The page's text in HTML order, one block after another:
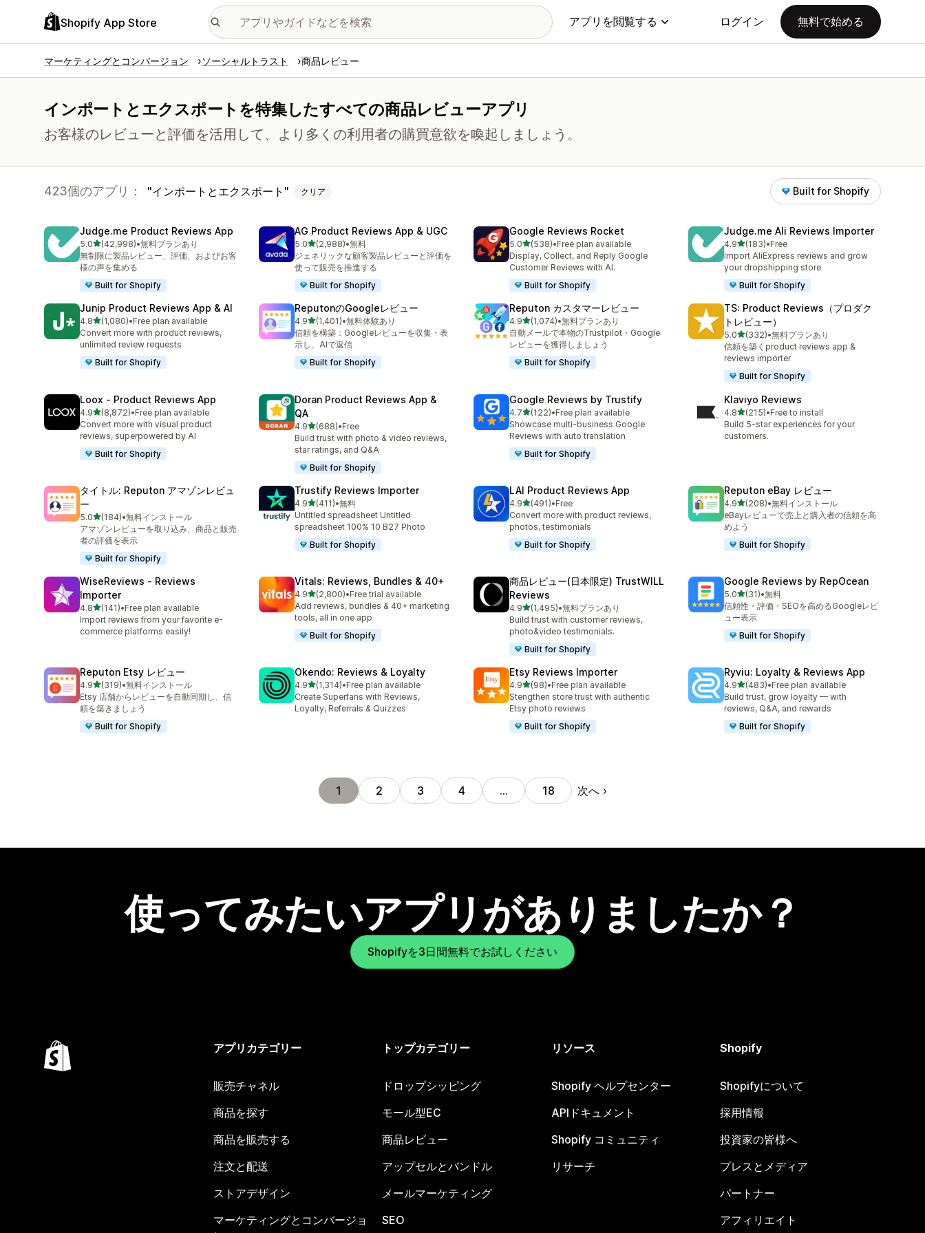
Shopify App Store アプリを閲覧する ログイン 無料で始める
マーケティングとコンバージョン ソーシャルトラスト 商品レビュー
インポートとエクスポートを特集したすべての商品レビューアプリ
お客様のレビューと評価を活用して、より多くの利用者の購買意欲を喚起しましょう。
423個のアプリ： インポートとエクスポート クリア Built for Shopify
Judge.me Product Reviews App
5.05つ星中
(42,998)
合計レビュー数：42998件
•無料プランあり
無制限に製品レビュー、評価、およびお客
様の声を集める
Built for Shopify
AG Product Reviews App & UGC
5.05つ星中
(2,988)
合計レビュー数：2988件
•無料
ジェネリックな顧客製品レビューと評価を
使って販売を推進する
Built for Shopify
Google Reviews Rocket
5.05つ星中
(538)
合計レビュー数：538件
•Free plan available
Display, Collect, and Reply Google
Customer Reviews with AI.
Built for Shopify
Judge.me Ali Reviews Importer
4.95つ星中
(183)
合計レビュー数：183件
•Free
Import AliExpress reviews and grow
your dropshipping store
Built for Shopify
Junip Product Reviews App & AI
4.85つ星中
(1,080)
合計レビュー数：1080件
•Free plan available
Convert more with product reviews,
unlimited review requests
Built for Shopify
ReputonのGoogleレビュー
4.95つ星中
(1,401)
合計レビュー数：1401件
•無料体験あり
信頼を構築：Googleレビューを収集・表
示し、AIで返信
Built for Shopify
Reputon カスタマーレビュー
4.95つ星中
(1,074)
合計レビュー数：1074件
•無料プランあり
自動メールで本物のTrustpilot・Google
レビューを獲得しましょう
Built for Shopify
TS: Product Reviews（プロダク
トレビュー）
5.05つ星中
(332)
合計レビュー数：332件
•無料プランあり
信頼を築くproduct reviews app &
reviews importer
Built for Shopify
Loox ‑ Product Reviews App
4.95つ星中
(8,872)
合計レビュー数：8872件
•Free plan available
Convert more with visual product
reviews, superpowered by AI
Built for Shopify
Doran Product Reviews App &
QA
4.95つ星中
(688)
合計レビュー数：688件
•Free
Build trust with photo & video reviews,
star ratings, and Q&A
Built for Shopify
Google Reviews by Trustify
4.75つ星中
(122)
合計レビュー数：122件
•Free plan available
Showcase multi-business Google
Reviews with auto translation
Built for Shopify
Klaviyo Reviews
4.85つ星中
(215)
合計レビュー数：215件
•Free to install
Build 5-star experiences for your
customers.
タイトル: Reputon アマゾンレビュ
ー
5.05つ星中
(184)
合計レビュー数：184件
•無料インストール
アマゾンレビューを取り込み、商品と販売
者の評価を表示
Built for Shopify
Trustify Reviews Importer
4.95つ星中
(411)
合計レビュー数：411件
•無料
Untitled spreadsheet Untitled
spreadsheet 100% 10 B27 Photo
Built for Shopify
LAI Product Reviews App
4.95つ星中
(491)
合計レビュー数：491件
•Free
Convert more with product reviews,
photos, testimonials
Built for Shopify
Reputon eBay レビュー
4.95つ星中
(208)
合計レビュー数：208件
•無料インストール
eBayレビューで売上と購入者の信頼を高
めよう
Built for Shopify
WiseReviews ‑ Reviews
Importer
4.85つ星中
(141)
合計レビュー数：141件
•Free plan available
Import reviews from your favorite e-
commerce platforms easily!
Vitals: Reviews, Bundles & 40+
4.95つ星中
(2,800)
合計レビュー数：2800件
•Free trial available
Add reviews, bundles & 40+ marketing
tools, all in one app
Built for Shopify
商品レビュー(日本限定) TrustWILL
Reviews
4.95つ星中
(1,495)
合計レビュー数：1495件
•無料プランあり
Build trust with customer reviews,
photo&video testimonials.
Built for Shopify
Google Reviews by RepOcean
5.05つ星中
(31)
合計レビュー数：31件
•無料
信頼性・評価・SEOを高めるGoogleレビ
ュー表示
Built for Shopify
Reputon Etsy レビュー
4.95つ星中
(319)
合計レビュー数：319件
•無料インストール
Etsy 店舗からレビューを自動同期し、信
頼を築きましょう
Built for Shopify
Okendo: Reviews & Loyalty
4.95つ星中
(1,314)
合計レビュー数：1314件
•Free plan available
Create Superfans with Reviews,
Loyalty, Referrals & Quizzes
Etsy Reviews Importer
4.95つ星中
(98)
合計レビュー数：98件
•Free plan available
Stengthen store trust with authentic
Etsy photo reviews
Built for Shopify
Ryviu: Loyalty & Reviews App
4.95つ星中
(483)
合計レビュー数：483件
•Free plan available
Build trust, grow loyalty — with
reviews, Q&A, and rewards
Built for Shopify
1 2 3 4 … 18 次へ
使ってみたいアプリがありましたか？
Shopifyを3日間無料でお試しください
アプリカテゴリー
販売チャネル
商品を探す
商品を販売する
注文と配送
ストアデザイン
マーケティングとコンバージョ
トップカテゴリー
ドロップシッピング
モール型EC
商品レビュー
アップセルとバンドル
メールマーケティング
SEO
リソース
Shopify ヘルプセンター
APIドキュメント
Shopify コミュニティ
リサーチ
Shopify
Shopifyについて
採用情報
投資家の皆様へ
プレスとメディア
パートナー
アフィリエイト